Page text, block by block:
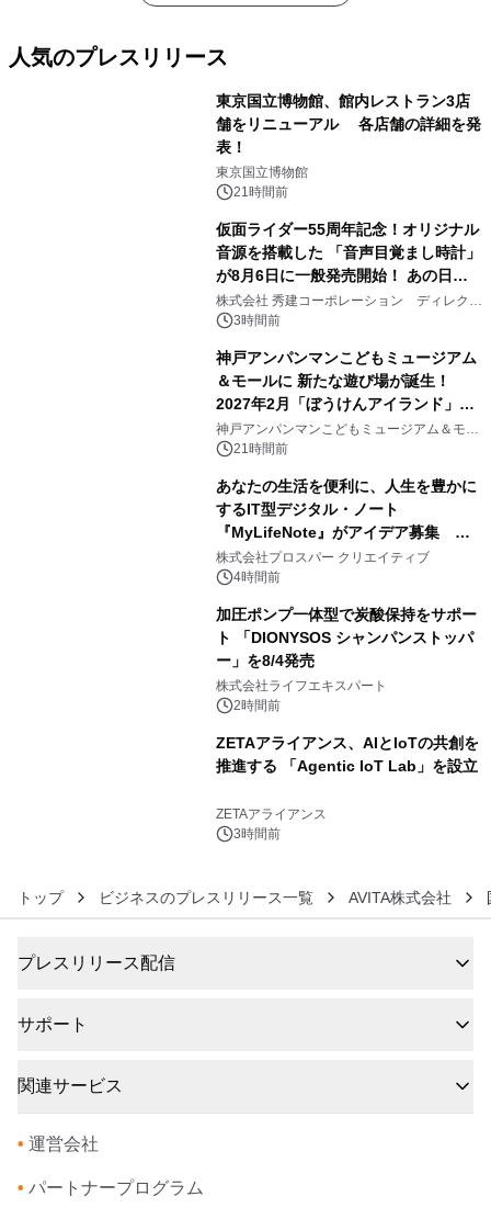
人気のプレスリリース
東京国立博物館、館内レストラン3店
舗をリニューアル 各店舗の詳細を発
表！
東京国立博物館
21時間前
仮面ライダー55周年記念！オリジナル
音源を搭載した 「音声目覚まし時計」
が8月6日に一般発売開始！ あの日の
大興奮が今甦る
株式会社 秀建コーポレーション ディレクト
アートギャラリー
3時間前
神戸アンパンマンこどもミュージアム
＆モールに 新たな遊び場が誕生！
2027年2月「ぼうけんアイランド」が
オープン
神戸アンパンマンこどもミュージアム＆モー
ル 21時間前
あなたの生活を便利に、人生を豊かに
するIT型デジタル・ノート
『MyLifeNote』がアイデア募集 優
秀賞100名に1年間無償試用
株式会社プロスパー クリエイティブ
4時間前
加圧ポンプ一体型で炭酸保持をサポー
ト 「DIONYSOS シャンパンストッパ
ー」を8/4発売
株式会社ライフエキスパート
2時間前
ZETAアライアンス、AIとIoTの共創を
推進する 「Agentic IoT Lab」を設立
ZETAアライアンス
3時間前
トップ ビジネスのプレスリリース一覧 AVITA株式会社
プレスリリース配信
サポート
関連サービス
• 運営会社
• パートナープログラム